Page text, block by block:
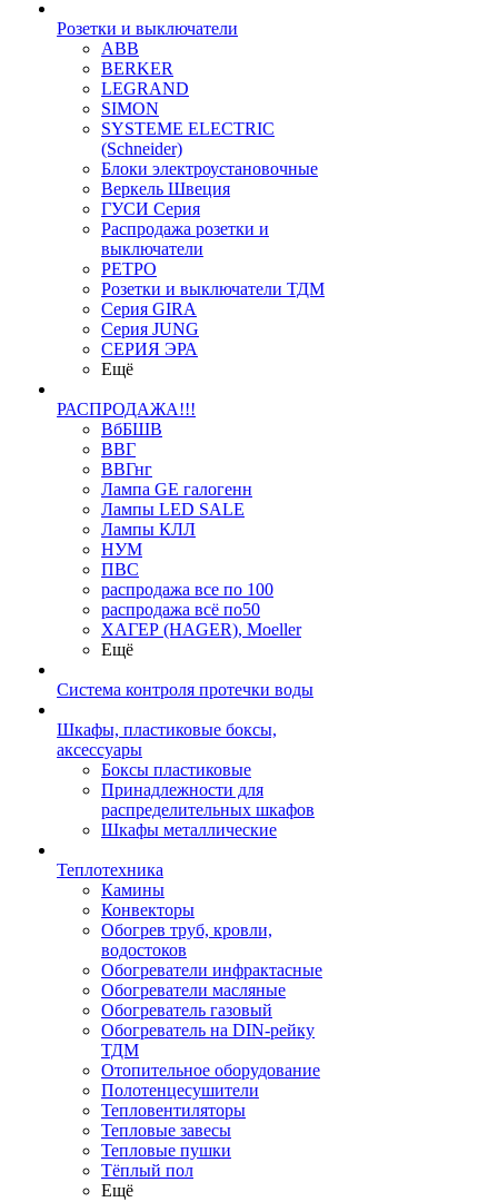
Розетки и выключатели
ABB
BERKER
LEGRAND
SIMON
SYSTEME ELECTRIC
(Schneider)
Блоки электроустановочные
Веркель Швеция
ГУСИ Серия
Распродажа розетки и
выключатели
РЕТРО
Розетки и выключатели ТДМ
Серия GIRA
Серия JUNG
СЕРИЯ ЭРА
Ещё
РАСПРОДАЖА!!!
ВбБШВ
ВВГ
ВВГнг
Лампа GE галогенн
Лампы LED SALE
Лампы КЛЛ
НУМ
ПВС
распродажа все по 100
распродажа всё по50
ХАГЕР (HAGER), Moeller
Ещё
Система контроля протечки воды
Шкафы, пластиковые боксы,
аксессуары
Боксы пластиковые
Принадлежности для
распределительных шкафов
Шкафы металлические
Теплотехника
Камины
Конвекторы
Обогрев труб, кровли,
водостоков
Обогреватели инфрактасные
Обогреватели масляные
Обогреватель газовый
Обогреватель на DIN-рейку
ТДМ
Отопительное оборудование
Полотенцесушители
Тепловентиляторы
Тепловые завесы
Тепловые пушки
Тёплый пол
Ещё